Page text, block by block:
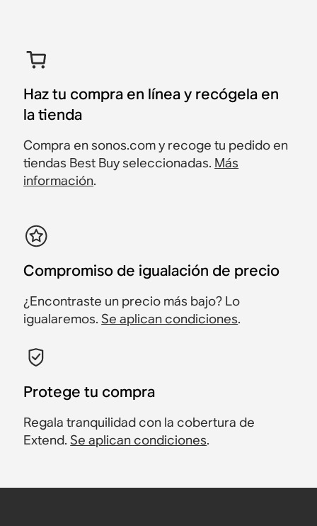
Haz tu compra en línea y recógela en
la tienda
Compra en sonos.com y recoge tu pedido en
tiendas Best Buy seleccionadas. Más
información.
Compromiso de igualación de precio
¿Encontraste un precio más bajo? Lo
igualaremos.Se aplican condiciones.
Protege tu compra
Regala tranquilidad con la cobertura de
Extend.Se aplican condiciones.